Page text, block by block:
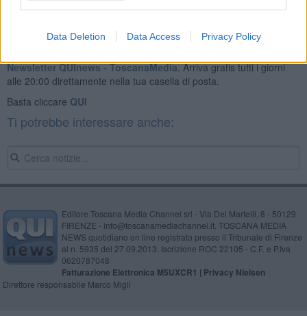
Data Deletion Data Access Privacy Policy
Newsletter QUInews - ToscanaMedia.Arriva gratis tutti i giorni
alle 20:00 direttamente nella tua casella di posta.
Basta cliccare QUI
Ti potrebbe interessare anche:
Editore Toscana Media Channel srl - Via Dei Martelli, 8 - 50129
FIRENZE - info@toscanamediachannel.it. TOSCANA MEDIA
NEWS quotidiano on line registrato presso il Tribunale di Firenze
al n. 5935 del 27.09.2013. Iscrizione ROC 22105 - C.F. e P.Iva
0620787048
Fatturazione Elettronica M5UXCR1 | Privacy Nielsen
Direttore responsabile Marco Migli